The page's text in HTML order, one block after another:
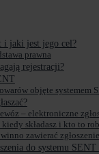
i jaki jest jego cel?
prawna
rejestracji?
objęte systemem
– elektroniczne
kiedy składasz i kto to
zawierać
do systemu